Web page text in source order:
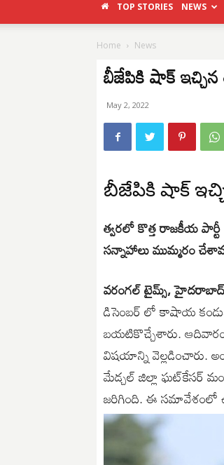
TOP STORIES NEWS
Home News
బీజేపికి షాక్ ఇచ్చిన
May 2, 2022
బీజేపికి షాక్
త్వ‌ర‌లో కొత్త రాజ‌కీయ పార్టీ
సన్నాహాలు ముమ్మరం
వరంగల్ టైమ్స్,
డిసెంబర్ లో కాషాయ కండువా
బయటికొచ్చేశారు.
విషయాన్ని వెల్లడించారు.
మేడ్చల్‌ జిల్లా ఘట్‌కేసర్‌
జరిగింది. ఈ సమావేశంలో